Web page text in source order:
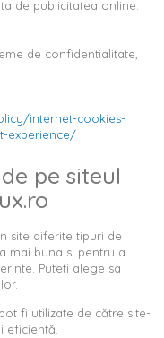
de publicitatea online:
de confidentialitate,
internet-cookies-
experience/
pe siteul
site diferite tipuri de
mai buna si pentru a
Puteti alege sa
fi utilizate de către site-
eficientă.